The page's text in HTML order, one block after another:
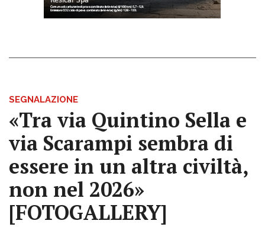
SEGNALAZIONE
«Tra via Quintino Sella e
via Scarampi sembra di
essere in un altra civiltà,
non nel 2026»
[FOTOGALLERY]